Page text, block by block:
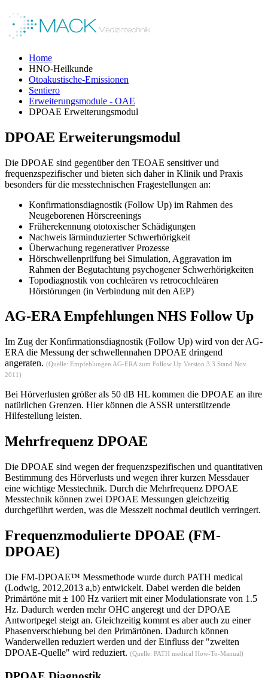
Home
HNO-Heilkunde
Otoakustische-Emissionen
Sentiero
Erweiterungsmodule - OAE
DPOAE Erweiterungsmodul
DPOAE Erweiterungsmodul
Die DPOAE sind gegenüber den TEOAE sensitiver und
frequenzspezifischer und bieten sich daher in Klinik und Praxis
besonders für die messtechnischen Fragestellungen an:
Konfirmationsdiagnostik (Follow Up) im Rahmen des
Neugeborenen Hörscreenings
Früherekennung ototoxischer Schädigungen
Nachweis lärminduzierter Schwerhörigkeit
Überwachung regenerativer Prozesse
Hörschwellenprüfung bei Simulation, Aggravation im
Rahmen der Begutachtung psychogener Schwerhörigkeiten
Topodiagnostik von cochleären vs retrocochleären
Hörstörungen (in Verbindung mit den AEP)
AG-ERA Empfehlungen NHS Follow Up
Im Zug der Konfirmationsdiagnostik (Follow Up) wird von der AG-
ERA die Messung der schwellennahen DPOAE dringend
angeraten. (Quelle: Empfehlungen AG-ERA zum Follow Up Version 3.3 Stand Nov.
2011)
Bei Hörverlusten größer als 50 dB HL kommen die DPOAE an ihre
natürlichen Grenzen. Hier können die ASSR unterstützende
Hilfestellung leisten.
Mehrfrequenz DPOAE
Die DPOAE sind wegen der frequenzspezifischen und quantitativen
Bestimmung des Hörverlusts und wegen ihrer kurzen Messdauer
eine wichtige Messtechnik. Durch die Mehrfrequenz DPOAE
Messtechnik können zwei DPOAE Messungen gleichzeitig
durchgeführt werden, was die Messzeit nochmal deutlich verringert.
Frequenzmodulierte DPOAE (FM-
DPOAE)
Die FM-DPOAE™ Messmethode wurde durch PATH medical
(Lodwig, 2012,2013 a,b) entwickelt. Dabei werden die beiden
Primärtöne mit ± 100 Hz variiert mit einer Modulationsrate von 1.5
Hz. Dadurch werden mehr OHC angeregt und der DPOAE
Antwortpegel steigt an. Gleichzeitig kommt es aber auch zu einer
Phasenverschiebung bei den Primärtönen. Dadurch können
Wanderwellen reduziert werden und der Einfluss der "zweiten
DPOAE-Quelle" wird reduziert. (Quelle: PATH medical How-To-Manual)